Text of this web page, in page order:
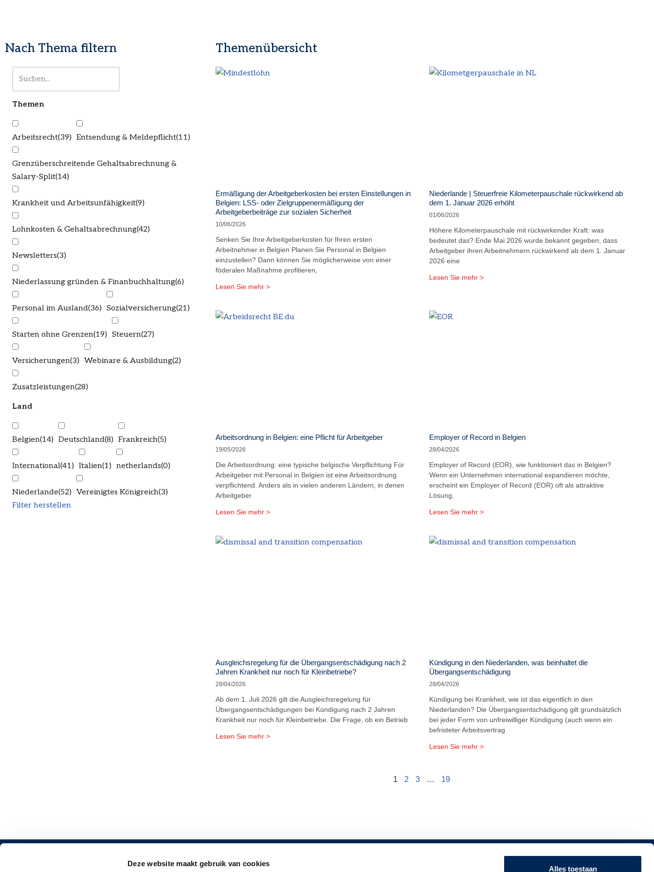
Deze website maakt gebruik van cookies
Alles toestaan
Nach Thema filtern
Themen
Arbeitsrecht(39) Entsendung & Meldepflicht(11)
Grenzüberschreitende Gehaltsabrechnung &
Salary-Split(14)
Krankheit und Arbeitsunfähigkeit(9)
Lohnkosten & Gehaltsabrechnung(42)
Newsletters(3)
Niederlassung gründen & Finanbuchhaltung(6)
Personal im Ausland(36) Sozialversicherung(21)
Starten ohne Grenzen(19) Steuern(27)
Versicherungen(3) Webinare & Ausbildung(2)
Zusatzleistungen(28)
Land
Belgien(14) Deutschland(8) Frankreich(5)
International(41) Italien(1) netherlands(0)
Niederlande(52) Vereinigtes Königreich(3)
Filter herstellen
Themenübersicht
Ermäßigung der Arbeitgeberkosten bei ersten Einstellungen in
Belgien: LSS- oder Zielgruppenermäßigung der
Arbeitgeberbeiträge zur sozialen Sicherheit
10/06/2026
Senken Sie Ihre Arbeitgeberkosten für Ihren ersten
Arbeitnehmer in Belgien Planen Sie Personal in Belgien
einzustellen? Dann können Sie möglicherweise von einer
föderalen Maßnahme profitieren,
Lesen Sie mehr >
Niederlande | Steuerfreie Kilometerpauschale rückwirkend ab
dem 1. Januar 2026 erhöht
01/06/2026
Höhere Kilometerpauschale mit rückwirkender Kraft: was
bedeutet das? Ende Mai 2026 wurde bekannt gegeben, dass
Arbeitgeber ihren Arbeitnehmern rückwirkend ab dem 1. Januar
2026 eine
Lesen Sie mehr >
Arbeitsordnung in Belgien: eine Pflicht für Arbeitgeber
19/05/2026
Die Arbeitsordnung: eine typische belgische Verpflichtung Für
Arbeitgeber mit Personal in Belgien ist eine Arbeitsordnung
verpflichtend. Anders als in vielen anderen Ländern, in denen
Arbeitgeber
Lesen Sie mehr >
Employer of Record in Belgien
28/04/2026
Employer of Record (EOR), wie funktioniert das in Belgien?
Wenn ein Unternehmen international expandieren möchte,
erscheint ein Employer of Record (EOR) oft als attraktive
Lösung.
Lesen Sie mehr >
Ausgleichsregelung für die Übergangsentschädigung nach 2
Jahren Krankheit nur noch für Kleinbetriebe?
28/04/2026
Ab dem 1. Juli 2026 gilt die Ausgleichsregelung für
Übergangsentschädigungen bei Kündigung nach 2 Jahren
Krankheit nur noch für Kleinbetriebe. Die Frage, ob ein Betrieb
Lesen Sie mehr >
Kündigung in den Niederlanden, was beinhaltet die
Übergangsentschädigung
28/04/2026
Kündigung bei Krankheit, wie ist das eigentlich in den
Niederlanden? Die Übergangsentschädigung gilt grundsätzlich
bei jeder Form von unfreiwilliger Kündigung (auch wenn ein
befristeter Arbeitsvertrag
Lesen Sie mehr >
1 2 3 … 19
WEITERE INFORMATIONEN ANMELDEN FÜR UNSEREN NEWSLETTER!